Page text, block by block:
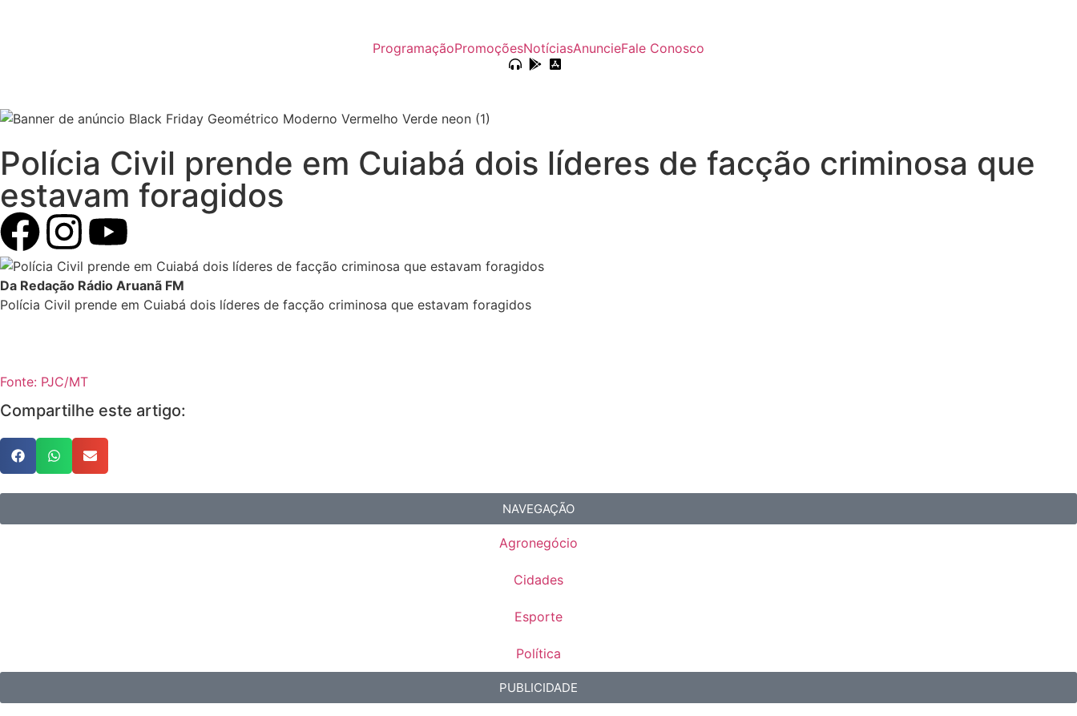
ProgramaçãoPromoçõesNotíciasAnuncieFale Conosco
Polícia Civil prende em Cuiabá dois líderes de facção criminosa que
estavam foragidos
Da Redação Rádio Aruanã FM
Polícia Civil prende em Cuiabá dois líderes de facção criminosa que estavam foragidos
Fonte: PJC/MT
Compartilhe este artigo:
NAVEGAÇÃO
Agronegócio
Cidades
Esporte
Política
PUBLICIDADE